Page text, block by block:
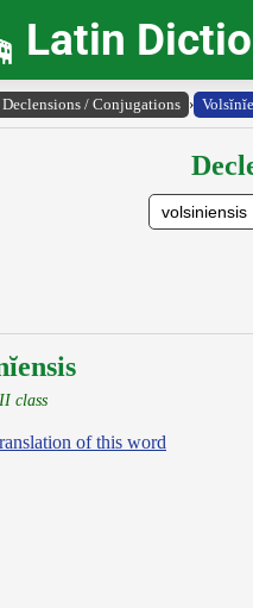
Latin
Declensions / Conjugations ›
class
of this word